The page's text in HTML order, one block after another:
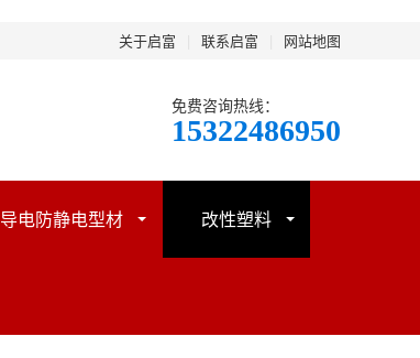
关于启富 联系启富 网站地图
免费咨询热线：
15322486950
导电防静电型材 改性塑料